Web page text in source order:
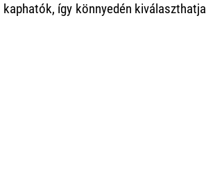
kaphatók, így könnyedén kiválaszthatja